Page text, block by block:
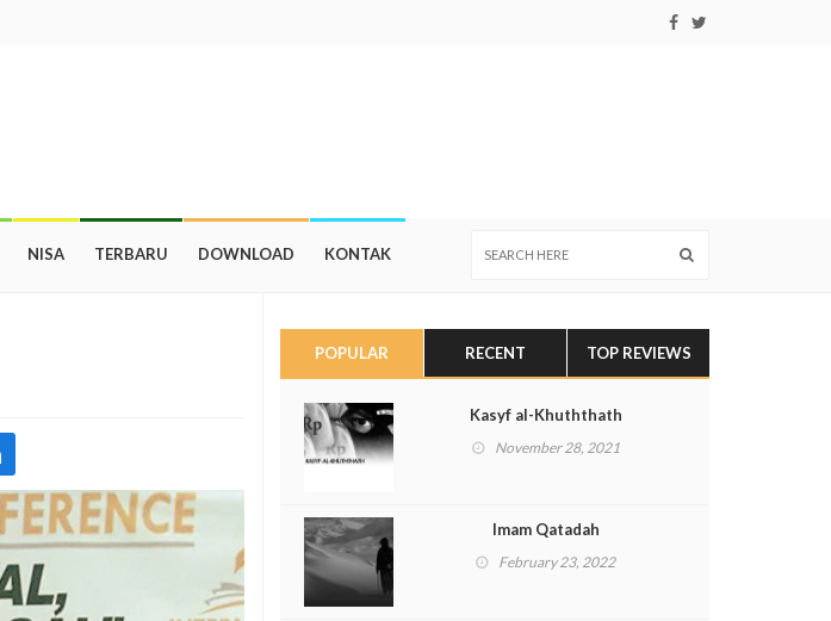
NISA TERBARU DOWNLOAD KONTAK
POPULAR RECENT TOP REVIEWS
Kasyf al-Khuththath
November 28, 2021
Imam Qatadah
February 23, 2022